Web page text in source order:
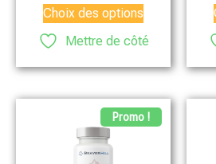
Choix des options
Mettre de côté
Promo !